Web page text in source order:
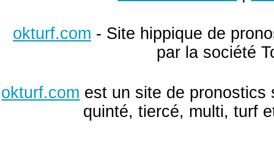
okturf.com - Site hippique de
par la société
okturf.com est un site de pronostics
quinté, tiercé, multi, turf